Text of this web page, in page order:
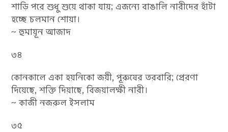
শাড়ি পরে শুধু শুয়ে থাকা যায়; এজন্যে বাঙালি নারীদের হাঁটা
হচ্ছে চলমান শোয়া।
~ হুমায়ূন আজাদ
৩৪
কোনকালে একা হয়নিকো জয়ী, পূরুষের তরবারি; প্রেরণা
দিয়েছে, শক্তি দিয়াছে, বিজয়ালক্ষী নারী।
~ কাজী নজরুল ইসলাম
৩৫